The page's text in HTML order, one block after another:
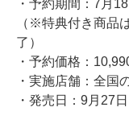
・予約期間：7月
（※特典付き商品
了）
・予約価格：
・実施店舗：全国
・発売日：9月27日